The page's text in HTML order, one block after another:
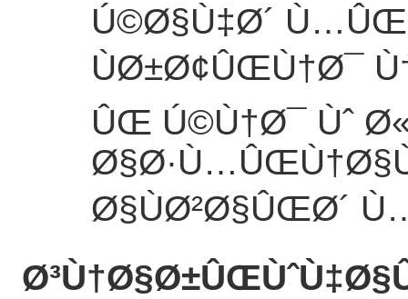
Ú©Ø§Ù‡Ø´
ÙØ±Ø¢ÛŒÙ†Ø¯
ÛŒ Ú©Ù†Ø¯ Ùˆ
Ø§ÙØ²Ø§ÛŒØ´